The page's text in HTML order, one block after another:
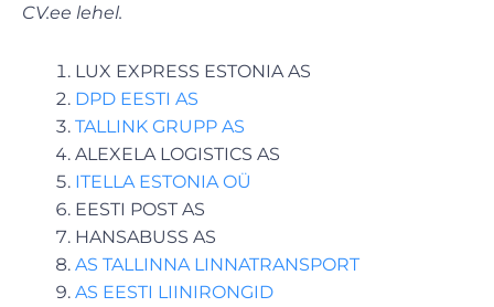
CV.ee lehel.
LUX EXPRESS ESTONIA AS
DPD EESTI AS
TALLINK GRUPP AS
ALEXELA LOGISTICS AS
ITELLA ESTONIA OÜ
EESTI POST AS
HANSABUSS AS
AS TALLINNA LINNATRANSPORT
AS EESTI LIINIRONGID